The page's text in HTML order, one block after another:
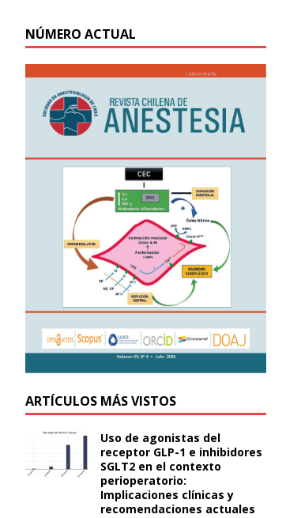
NÚMERO ACTUAL
ARTÍCULOS MÁS VISTOS
Uso de agonistas del
receptor GLP-1 e inhibidores
SGLT2 en el contexto
perioperatorio:
Implicaciones clínicas y
recomendaciones actuales